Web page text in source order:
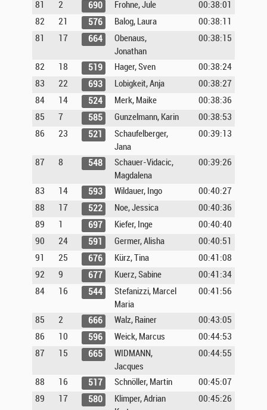
81
2 690 Frohne, Jule
00:38:01
82
21 576 Balog, Laura
00:38:11
81
17 664
Obenaus,
Jonathan
00:38:15
82 18 519 Hager, Sven
00:38:24
83
22 693 Lobigkeit, Anja
00:38:27
84
14 524 Merk, Maike
00:38:36
85
7 585 Gunzelmann, Karin
00:38:53
86
23 521
Schaufelberger,
Jana
00:39:13
87 8 548
Schauer-Vidacic,
Magdalena
00:39:26
83 14 593 Wildauer, Ingo
00:40:27
88
17 522 Noe, Jessica
00:40:36
89
1 697 Kiefer, Inge
00:40:40
90
24 591 Germer, Alisha
00:40:51
91
25 676 Kürz, Tina
00:41:08
92
9 677 Kuerz, Sabine
00:41:34
84
16 544
Stefanizzi, Marcel
Maria
00:41:56
85 2 666 Walz, Rainer
00:43:05
86
10 596 Weick, Marcus
00:44:53
87
15 665
WIDMANN,
Jacques
00:44:55
88 16 517 Schnöller, Martin
00:45:07
89
17 580
Klimper, Adrian
00:45:26